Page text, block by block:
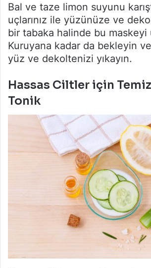
Bal ve taze limon suyunu
uçlarınız ile yüzünüze ve
bir tabaka halinde bu maskeyi
Kuruyana kadar da bekleyin ve
yüz ve dekoltenizi yıkayın.
Hassas Ciltler için
Tonik